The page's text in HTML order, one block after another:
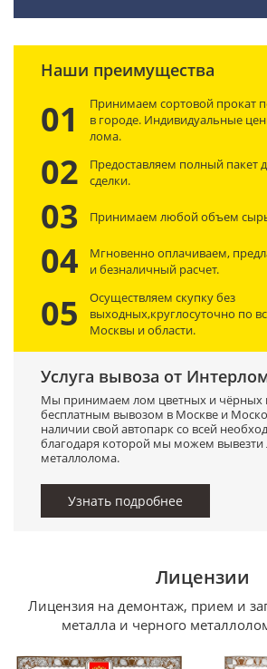
Наши преимущества
01
Принимаем сортовой прокат
в городе. Индивидуальные
лома.
02
Предоставляем полный пакет
сделки.
03 Принимаем любой объем
04
Мгновенно оплачиваем,
и безналичный расчет.
05
Осуществляем скупку без
выходных,круглосуточно по
Москвы и области.
Услуга вывоза от
Мы принимаем лом цветных и чёрных
бесплатным вывозом в Москве и
наличии свой автопарк со всей
благодаря которой мы можем
металлолома.
Узнать подробнее
Лицензии
Лицензия на демонтаж, прием и
металла и черного